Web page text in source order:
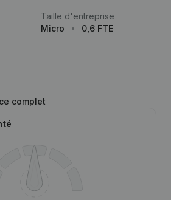
Taille d'entreprise
Micro
0,6 FTE
complet